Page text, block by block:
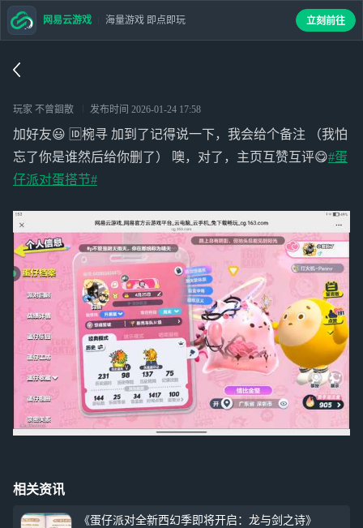
玩家 不曾䤧散 发布时间 2026-01-24 17:58
加好友😃 🆔椀寻 加到了记得说一下，我会给个备注 （我怕
忘了你是谁然后给你删了） 噢，对了，主页互赞互评😋#蛋
仔派对蛋搭节#
相关资讯
《蛋仔派对全新西幻季即将开启：龙与剑之诗》
网易云游戏 海量游戏 即点即玩 立刻前往